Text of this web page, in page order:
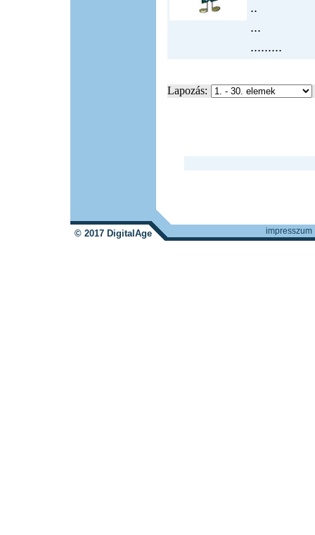
..
...
.........
Lapozás:
© 2017 DigitalAge impresszum